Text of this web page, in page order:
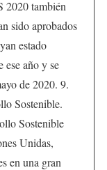
2020 también
sido aprobados
estado
ese año y se
de 2020. 9.
Sostenible.
Sostenible
Unidas,
en una gran